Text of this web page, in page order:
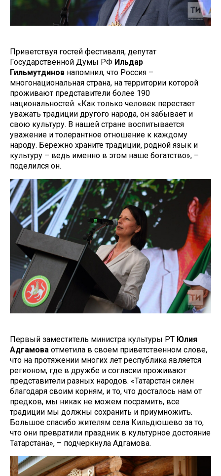
Приветствуя гостей фестиваля, депутат
Государственной Думы РФ Ильдар
Гильмутдинов напомнил, что Россия –
многонациональная страна, на территории которой
проживают представители более 190
национальностей. «Как только человек перестает
уважать традиции другого народа, он забывает и
свою культуру. В нашей стране воспитывается
уважение и толерантное отношение к каждому
народу. Бережно храните традиции, родной язык и
культуру – ведь именно в этом наше богатство», –
поделился он.
Первый заместитель министра культуры РТ Юлия
Адгамова отметила в своем приветственном слове,
что на протяжении многих лет республика является
регионом, где в дружбе и согласии проживают
представители разных народов. «Татарстан силен
благодаря своим корням, и то, что досталось нам от
предков, мы никак не можем посрамить, все
традиции мы должны сохранить и приумножить.
Большое спасибо жителям села Кильдюшево за то,
что они превратили праздник в культурное достояние
Татарстана», – подчеркнула Адгамова.